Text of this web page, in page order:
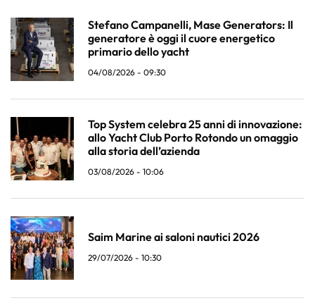
Stefano Campanelli, Mase Generators: Il
generatore è oggi il cuore energetico
primario dello yacht
04/08/2026 - 09:30
Top System celebra 25 anni di innovazione:
allo Yacht Club Porto Rotondo un omaggio
alla storia dell’azienda
03/08/2026 - 10:06
Saim Marine ai saloni nautici 2026
29/07/2026 - 10:30